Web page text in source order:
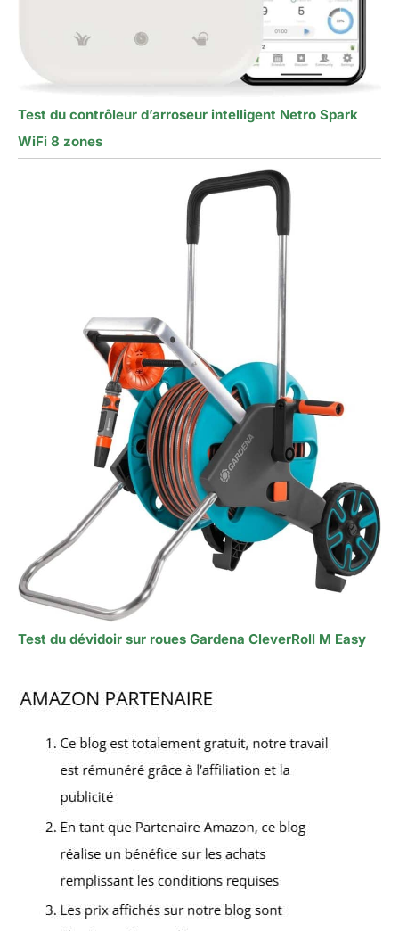
Test du contrôleur d’arroseur intelligent Netro Spark
WiFi 8 zones
Test du dévidoir sur roues Gardena CleverRoll M Easy